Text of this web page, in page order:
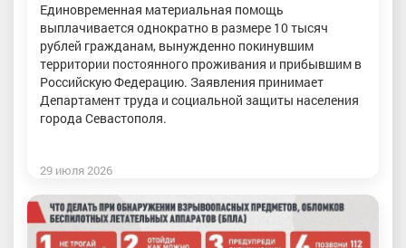
Единовременная материальная помощь
выплачивается однократно в размере 10 тысяч
рублей гражданам, вынужденно покинувшим
территории постоянного проживания и прибывшим в
Российскую Федерацию. Заявления принимает
Департамент труда и социальной защиты населения
города Севастополя.
29 июля 2026